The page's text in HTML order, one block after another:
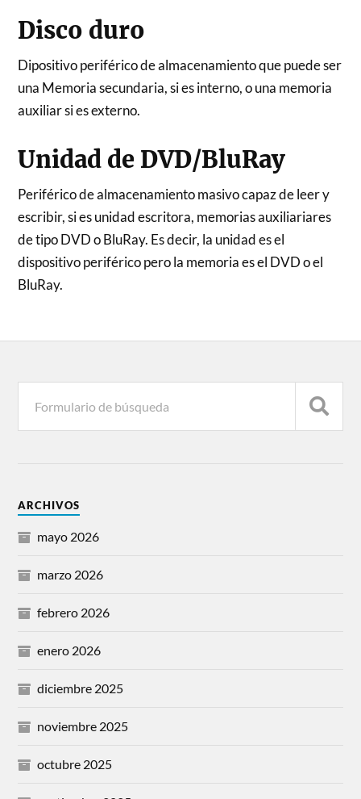
Disco duro
Dipositivo periférico de almacenamiento que puede ser
una Memoria secundaria, si es interno, o una memoria
auxiliar si es externo.
Unidad de DVD/BluRay
Periférico de almacenamiento masivo capaz de leer y
escribir, si es unidad escritora, memorias auxiliariares
de tipo DVD o BluRay. Es decir, la unidad es el
dispositivo periférico pero la memoria es el DVD o el
BluRay.
ARCHIVOS
mayo 2026
marzo 2026
febrero 2026
enero 2026
diciembre 2025
noviembre 2025
octubre 2025